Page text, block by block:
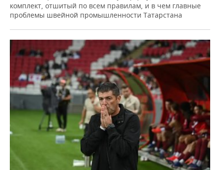
комплект, отшитый по всем правилам, и в чем главные
проблемы швейной промышленности Татарстана